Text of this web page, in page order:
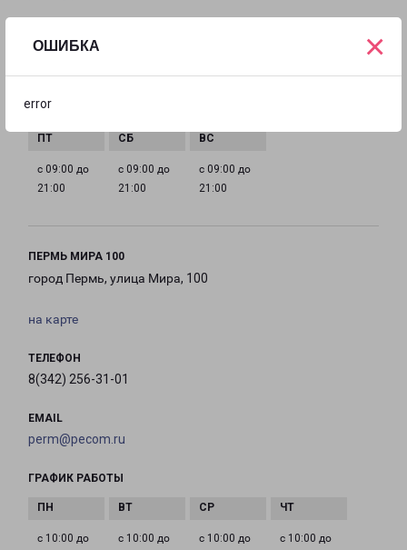
ОШИБКА
error
×
21:00
с 09:00 до
21:00
с 09:00 до
21:00
с 09:00 до
21:00
ПЕРМЬ МИРА 100
город Пермь, улица Мира, 100
на карте
ТЕЛЕФОН
8(342) 256-31-01
EMAIL
perm@pecom.ru
ГРАФИК РАБОТЫ
с 10:00 до
с 10:00 до
с 10:00 до
с 10:00 до